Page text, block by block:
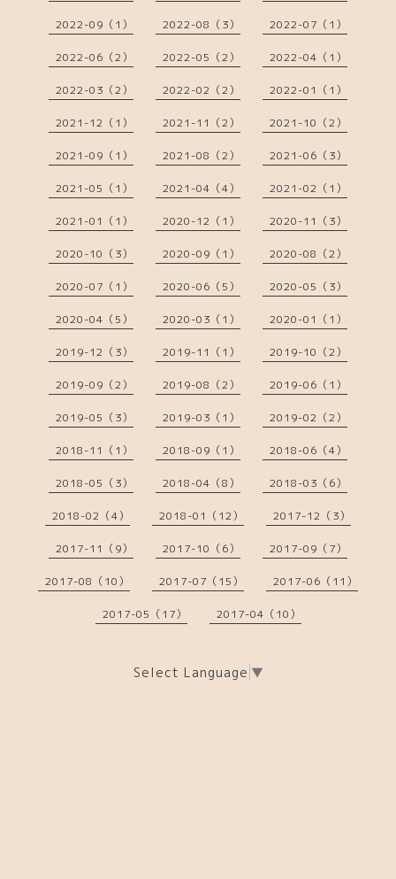
2022-09（1） 2022-08（3） 2022-07（1）
2022-06（2） 2022-05（2） 2022-04（1）
2022-03（2） 2022-02（2） 2022-01（1）
2021-12（1） 2021-11（2） 2021-10（2）
2021-09（1） 2021-08（2） 2021-06（3）
2021-05（1） 2021-04（4） 2021-02（1）
2021-01（1） 2020-12（1） 2020-11（3）
2020-10（3） 2020-09（1） 2020-08（2）
2020-07（1） 2020-06（5） 2020-05（3）
2020-04（5） 2020-03（1） 2020-01（1）
2019-12（3） 2019-11（1） 2019-10（2）
2019-09（2） 2019-08（2） 2019-06（1）
2019-05（3） 2019-03（1） 2019-02（2）
2018-11（1） 2018-09（1） 2018-06（4）
2018-05（3） 2018-04（8） 2018-03（6）
2018-02（4） 2018-01（12） 2017-12（3）
2017-11（9） 2017-10（6） 2017-09（7）
2017-08（10） 2017-07（15） 2017-06（11）
2017-05（17） 2017-04（10）
Select Language ▼